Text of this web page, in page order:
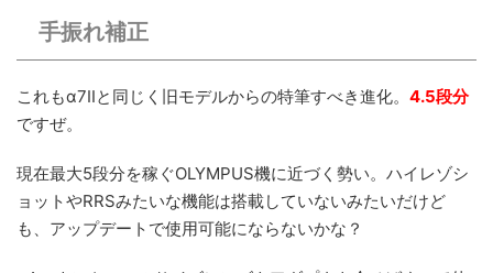
手振れ補正
これもα7IIと同じく旧モデルからの特筆すべき進化。 4.5段分
ですぜ。
現在最大5段分を稼ぐOLYMPUS機に近づく勢い。ハイレゾシ
ョットやRRSみたいな機能は搭載していないみたいだけど
も、アップデートで使用可能にならないかな？